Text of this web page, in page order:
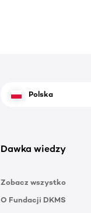
Polska
Dawka wiedzy
Zobacz wszystko
O Fundacji DKMS